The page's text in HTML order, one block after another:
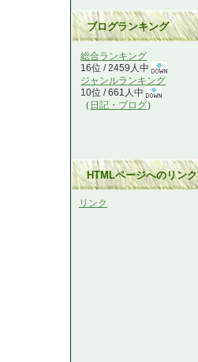
ブログランキング
総合ランキング
16位 / 2459人中
ジャンルランキング
10位 / 661人中
（ 日記・ブログ）
HTMLページへのリンク
リンク